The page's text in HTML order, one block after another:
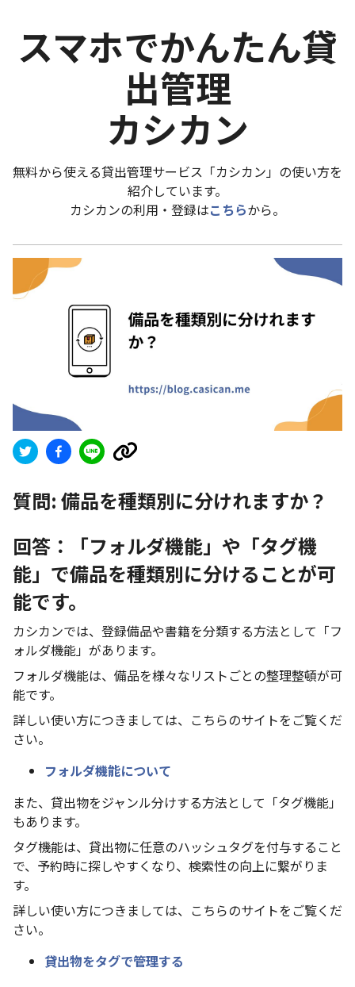
スマホでかんたん貸
出管理
カシカン
無料から使える貸出管理サービス「カシカン」の使い方を
紹介しています。
カシカンの利用・登録はこちらから。
質問: 備品を種類別に分けれますか？
回答：「フォルダ機能」や「タグ機
能」で備品を種類別に分けることが可
能です。
カシカンでは、登録備品や書籍を分類する方法として「フ
ォルダ機能」があります。
フォルダ機能は、備品を様々なリストごとの整理整頓が可
能です。
詳しい使い方につきましては、こちらのサイトをご覧くだ
さい。
フォルダ機能について
また、貸出物をジャンル分けする方法として「タグ機能」
もあります。
タグ機能は、貸出物に任意のハッシュタグを付与すること
で、予約時に探しやすくなり、検索性の向上に繋がりま
す。
詳しい使い方につきましては、こちらのサイトをご覧くだ
さい。
貸出物をタグで管理する